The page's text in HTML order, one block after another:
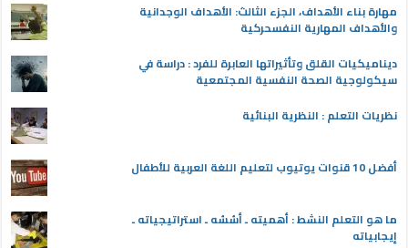
مهارة بناء الأهداف، الجزء الثالث: الأهداف الوجدانية
والأهداف المهارية النفسحركية
ديناميكيات القلق وتأثيراتها العابرة للفرد : دراسة في
سيكولوجية الصحة النفسية المجتمعية
نظريات التعلم : النظرية البنائية
أفضل 10 قنوات يوتيوب لتعليم اللغة العربية للأطفال
ما هو التعلم النشط : أهميته ـ أسُسُه ـ استراتيجياته ـ
إيجابياته